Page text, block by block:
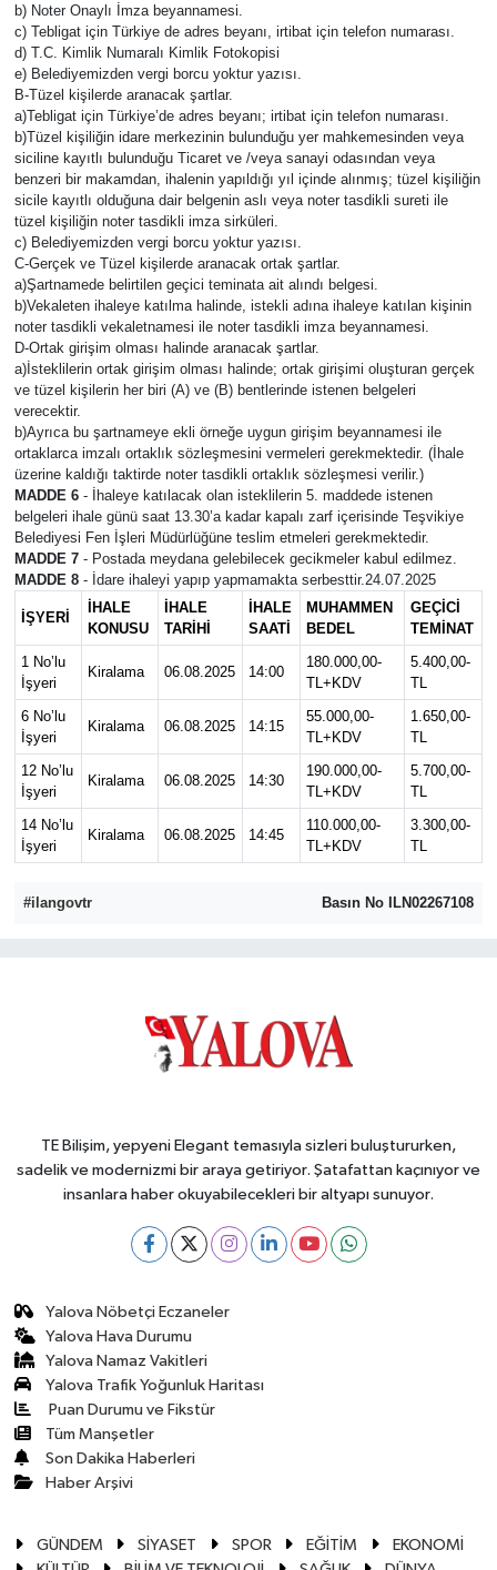
b) Noter Onaylı İmza beyannamesi.
c) Tebligat için Türkiye de adres beyanı, irtibat için telefon numarası.
d) T.C. Kimlik Numaralı Kimlik Fotokopisi
e) Belediyemizden vergi borcu yoktur yazısı.
B-Tüzel kişilerde aranacak şartlar.
a)Tebligat için Türkiye’de adres beyanı; irtibat için telefon numarası.
b)Tüzel kişiliğin idare merkezinin bulunduğu yer mahkemesinden veya
siciline kayıtlı bulunduğu Ticaret ve /veya sanayi odasından veya
benzeri bir makamdan, ihalenin yapıldığı yıl içinde alınmış; tüzel kişiliğin
sicile kayıtlı olduğuna dair belgenin aslı veya noter tasdikli sureti ile
tüzel kişiliğin noter tasdikli imza sirküleri.
c) Belediyemizden vergi borcu yoktur yazısı.
C-Gerçek ve Tüzel kişilerde aranacak ortak şartlar.
a)Şartnamede belirtilen geçici teminata ait alındı belgesi.
b)Vekaleten ihaleye katılma halinde, istekli adına ihaleye katılan kişinin
noter tasdikli vekaletnamesi ile noter tasdikli imza beyannamesi.
D-Ortak girişim olması halinde aranacak şartlar.
a)İsteklilerin ortak girişim olması halinde; ortak girişimi oluşturan gerçek
ve tüzel kişilerin her biri (A) ve (B) bentlerinde istenen belgeleri
verecektir.
b)Ayrıca bu şartnameye ekli örneğe uygun girişim beyannamesi ile
ortaklarca imzalı ortaklık sözleşmesini vermeleri gerekmektedir. (İhale
üzerine kaldığı taktirde noter tasdikli ortaklık sözleşmesi verilir.)
MADDE 6- İhaleye katılacak olan isteklilerin 5. maddede istenen
belgeleri ihale günü saat 13.30’a kadar kapalı zarf içerisinde Teşvikiye
Belediyesi Fen İşleri Müdürlüğüne teslim etmeleri gerekmektedir.
MADDE 7- Postada meydana gelebilecek gecikmeler kabul edilmez.
MADDE 8- İdare ihaleyi yapıp yapmamakta serbesttir.24.07.2025
İŞYERİ
İHALE
KONUSU
İHALE
TARİHİ
İHALE
SAATİ
MUHAMMEN
BEDEL
GEÇİCİ
TEMİNAT
1 No’lu
İşyeri
Kiralama 06.08.2025 14:00
180.000,00-
TL+KDV
5.400,00-
TL
6 No’lu
İşyeri
Kiralama 06.08.2025 14:15
55.000,00-
TL+KDV
1.650,00-
TL
12 No’lu
İşyeri
Kiralama 06.08.2025 14:30
190.000,00-
TL+KDV
5.700,00-
TL
14 No’lu
İşyeri
Kiralama 06.08.2025 14:45
110.000,00-
TL+KDV
3.300,00-
TL
#ilangovtr Basın No ILN02267108
TE Bilişim, yepyeni Elegant temasıyla sizleri buluştururken,
sadelik ve modernizmi bir araya getiriyor. Şatafattan kaçınıyor ve
insanlara haber okuyabilecekleri bir altyapı sunuyor.
Yalova Nöbetçi Eczaneler
Yalova Hava Durumu
Yalova Namaz Vakitleri
Yalova Trafik Yoğunluk Haritası
Puan Durumu ve Fikstür
Tüm Manşetler
Son Dakika Haberleri
Haber Arşivi
GÜNDEM SİYASET SPOR EĞİTİM
EKONOMİ